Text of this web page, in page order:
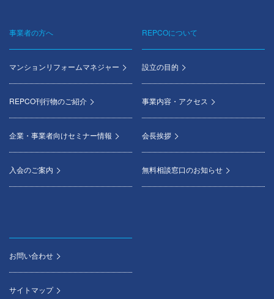
事業者の方へ
マンションリフォームマネジャー
REPCO刊行物のご紹介
企業・事業者向けセミナー情報
入会のご案内
REPCOについて
設立の目的
事業内容・アクセス
会長挨拶
無料相談窓口のお知らせ
お問い合わせ
サイトマップ